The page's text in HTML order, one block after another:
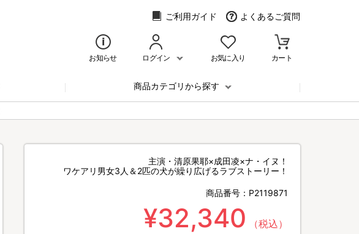
ご利用ガイド よくあるご質問
お知らせ ログイン お気に入り カート
商品カテゴリから探す
主演・清原果耶×成田凌×ナ・イヌ！
ワケアリ男女3人＆2匹の犬が繰り広げるラブストーリー！
商品番号： P2119871
¥32,340 （税込）